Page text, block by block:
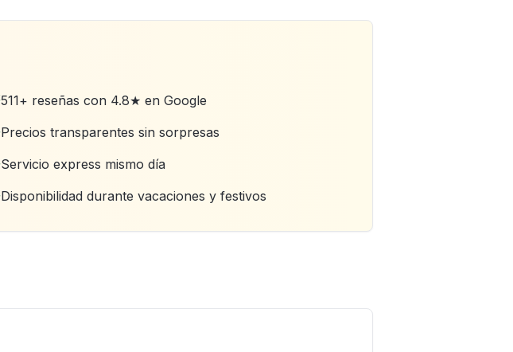
511+ reseñas con 4.8★ en Google
Precios transparentes sin sorpresas
Servicio express mismo día
Disponibilidad durante vacaciones y festivos